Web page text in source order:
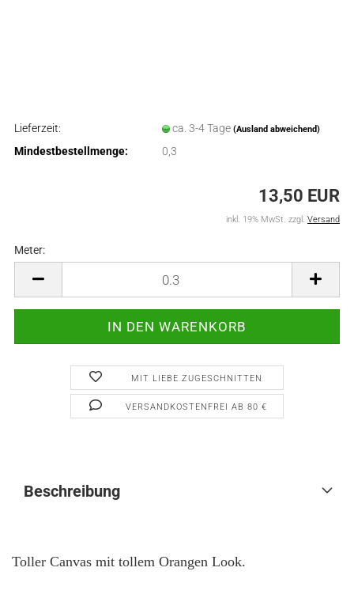
Lieferzeit: ca. 3-4 Tage (Ausland abweichend)
Mindestbestellmenge: 0,3
13,50 EUR
inkl. 19% MwSt. zzgl. Versand
Meter:
MIT LIEBE ZUGESCHNITTEN
VERSANDKOSTENFREI AB 80 €
Beschreibung
Toller Canvas mit tollem Orangen Look.